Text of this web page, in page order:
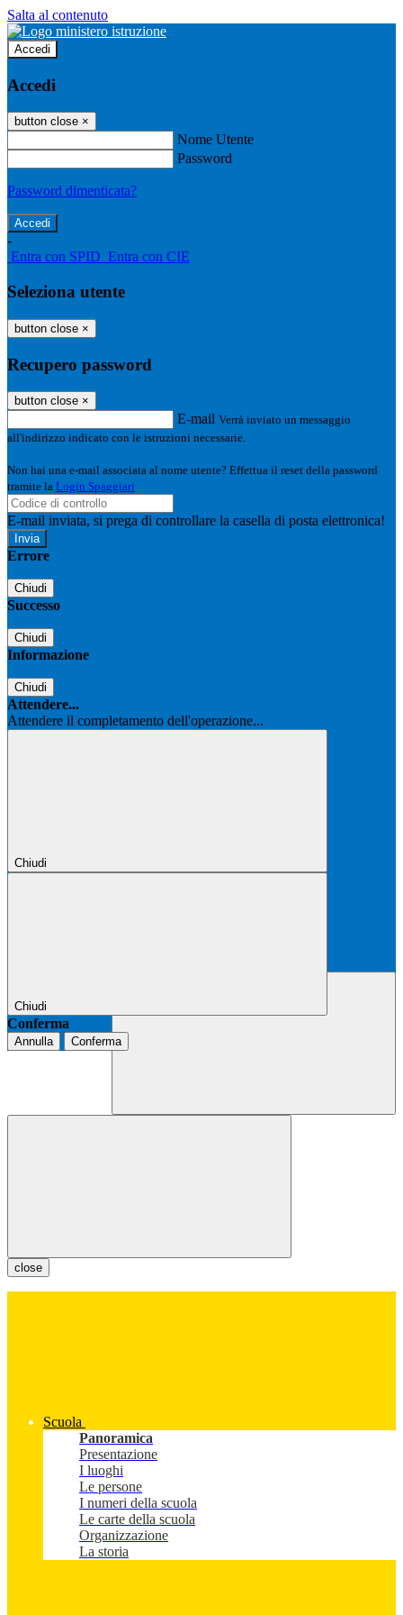
Salta al contenuto
Accedi
Accedi
button close ×
Nome Utente
Password
Password dimenticata?
-
Entra con SPID Entra con CIE
Seleziona utente
button close ×
Recupero password
button close ×
E-mail Verrà inviato un messaggio
all'indirizzo indicato con le istruzioni necessarie.
Non hai una e-mail associata al nome utente? Effettua il reset della password
tramite la Login Spaggiari
E-mail inviata, si prega di controllare la casella di posta elettronica!
Errore
Chiudi
Successo
Chiudi
Informazione
Chiudi
Attendere...
Attendere il completamento dell'operazione...
Chiudi
Chiudi
Conferma
Annulla Conferma
close
Scuola
Panoramica
Presentazione
I luoghi
Le persone
I numeri della scuola
Le carte della scuola
Organizzazione
La storia